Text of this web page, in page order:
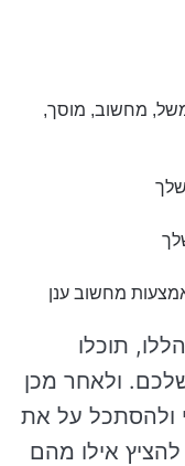
מחשוב, מוסך,
שלך
מחשוב ענן
תוכלו
ולאחר מכן
ולהסתכל על את
אילו מהם